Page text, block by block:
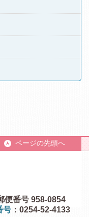
ページの先頭へ
便番号 958-0854
号 ：0254-52-4133